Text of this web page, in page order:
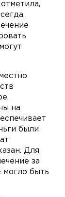
на
были
Для
за
могло быть